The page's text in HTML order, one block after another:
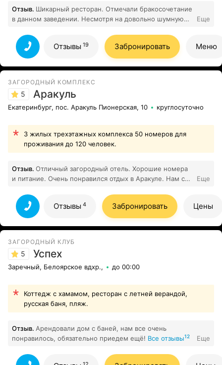
Отзыв. Шикарный ресторан. Отмечали бракосочетание
в данном заведении. Несмотря на довольно шумную
обходительно. Кухня выше всяких похвал!
Все отзывы
Еще
Отзывы 19 Забронировать Меню
ЗАГОРОДНЫЙ КОМПЛЕКС
5 Аракуль
Екатеринбург, пос. Аракуль Пионерская, 10 круглосуточно
3 жилых трехэтажных комплекса 50 номеров для
проживания до 120 человек.
Отзыв. Отличный загородный отель. Хорошие номера
и питание. Очень понравился отдых в Аракуле. Нам с
Еще
Отзывы 4 Забронировать Цены
ЗАГОРОДНЫЙ КЛУБ
5 Успех
Заречный, Белоярское вдхр., до 00:00
Коттедж с хамамом, ресторан с летней верандой,
русская баня, пляж.
Отзыв. Арендовали дом с баней, нам все очень
понравилось, обязательно приедем ещё! Все отзывы12 Еще